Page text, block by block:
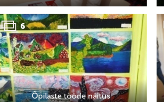
6
Õpilaste tööde näitus